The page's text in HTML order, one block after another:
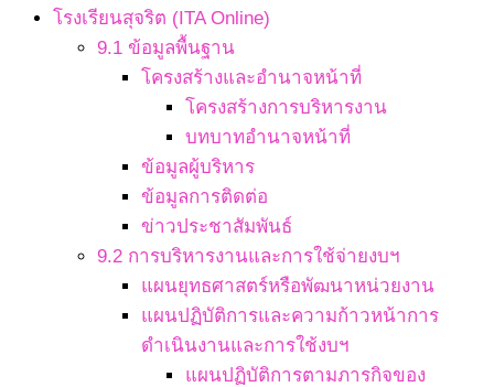
โรงเรียนสุจริต (ITA Online)
9.1 ข้อมูลพื้นฐาน
โครงสร้างและอำนาจหน้าที่
โครงสร้างการบริหารงาน
บทบาทอำนาจหน้าที่
ข้อมูลผู้บริหาร
ข้อมูลการติดต่อ
ข่าวประชาสัมพันธ์
9.2 การบริหารงานและการใช้จ่ายงบฯ
แผนยุทธศาสตร์หรือพัฒนาหน่วยงาน
แผนปฏิบัติการและความก้าวหน้าการ
ดำเนินงานและการใช้งบฯ
แผนปฏิบัติการตามภารกิจของ